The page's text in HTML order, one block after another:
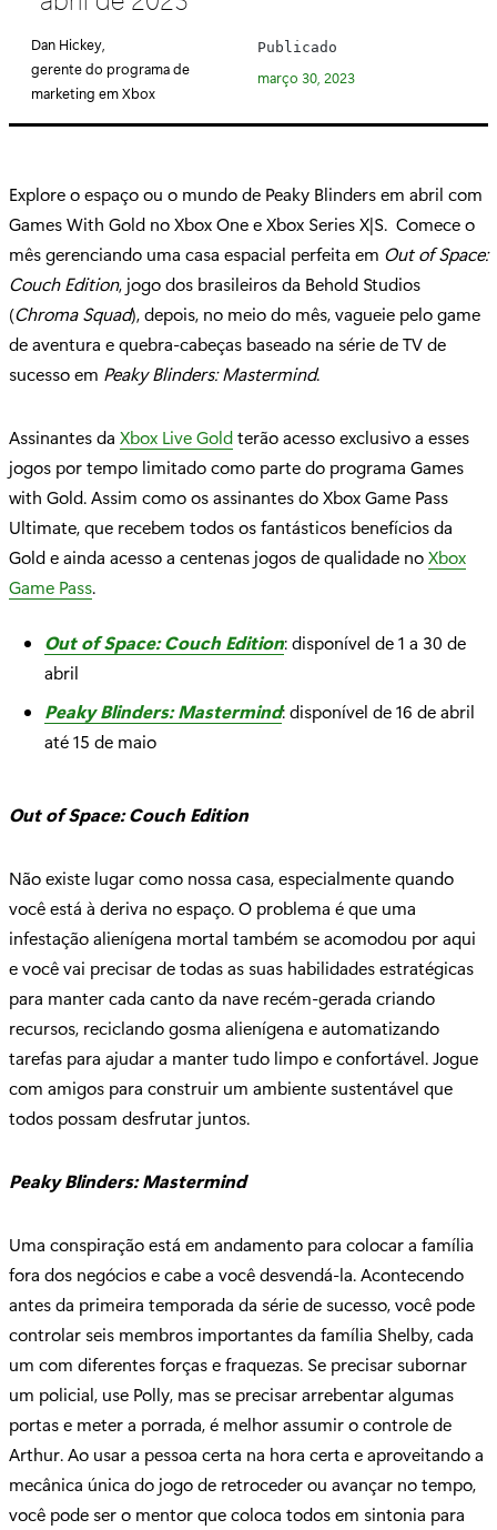
o
r
i
Dan Hickey,
gerente do programa de
marketing em Xbox
Publicado
março 30, 2023
Explore o espaço ou o mundo de Peaky Blinders em abril com
Games With Gold no Xbox One e Xbox Series X|S. Comece o
mês gerenciando uma casa espacial perfeita em Out of Space:
Couch Edition, jogo dos brasileiros da Behold Studios
(Chroma Squad), depois, no meio do mês, vagueie pelo game
de aventura e quebra-cabeças baseado na série de TV de
sucesso em Peaky Blinders: Mastermind.
Assinantes da Xbox Live Goldterão acesso exclusivo a esses
jogos por tempo limitado como parte do programa Games
with Gold. Assim como os assinantes do Xbox Game Pass
Ultimate, que recebem todos os fantásticos benefícios da
Gold e ainda acesso a centenas jogos de qualidade noXbox
Game Pass.
Out of Space: Couch Edition: disponível de 1 a 30 de
abril
Peaky Blinders: Mastermind: disponível de 16 de abril
até 15 de maio
Out of Space: Couch Edition
Não existe lugar como nossa casa, especialmente quando
você está à deriva no espaço. O problema é que uma
infestação alienígena mortal também se acomodou por aqui
e você vai precisar de todas as suas habilidades estratégicas
para manter cada canto da nave recém-gerada criando
recursos, reciclando gosma alienígena e automatizando
tarefas para ajudar a manter tudo limpo e confortável. Jogue
com amigos para construir um ambiente sustentável que
todos possam desfrutar juntos.
Peaky Blinders: Mastermind
Uma conspiração está em andamento para colocar a família
fora dos negócios e cabe a você desvendá-la. Acontecendo
antes da primeira temporada da série de sucesso, você pode
controlar seis membros importantes da família Shelby, cada
um com diferentes forças e fraquezas. Se precisar subornar
um policial, use Polly, mas se precisar arrebentar algumas
portas e meter a porrada, é melhor assumir o controle de
Arthur. Ao usar a pessoa certa na hora certa e aproveitando a
mecânica única do jogo de retroceder ou avançar no tempo,
você pode ser o mentor que coloca todos em sintonia para